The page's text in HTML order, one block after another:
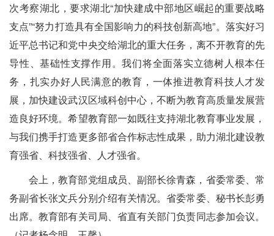
次考察湖北，要求湖北“加快建成中部地区崛起的重要战略
支点”“努力打造具有全国影响力的科技创新高地”。落实好习
近平总书记和党中央交给湖北的重大任务，离不开教育的先
导性、基础性支撑作用。我们将全面落实立德树人根本任
务，扎实办好人民满意的教育，一体推进教育科技人才发
展，加快建设武汉区域科创中心，不断为教育高质量发展营
造良好环境。希望教育部一如既往支持湖北教育事业发展，
与我们携手打造更多部省合作标志性成果，助力湖北建设教
育强省、科技强省、人才强省。
会上，教育部党组成员、副部长徐青森，省委常委、常
务副省长张文兵分别介绍有关情况。省委常委、秘书长彭勇
出席。教育部有关司局、省直有关部门负责同志参加会议。